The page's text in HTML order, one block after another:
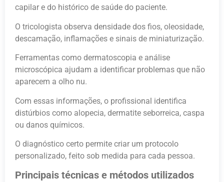
capilar e do histórico de saúde do paciente.
O tricologista observa densidade dos fios, oleosidade,
descamação, inflamações e sinais de miniaturização.
Ferramentas como dermatoscopia e análise
microscópica ajudam a identificar problemas que não
aparecem a olho nu.
Com essas informações, o profissional identifica
distúrbios como alopecia, dermatite seborreica, caspa
ou danos químicos.
O diagnóstico certo permite criar um protocolo
personalizado, feito sob medida para cada pessoa.
Principais técnicas e métodos utilizados